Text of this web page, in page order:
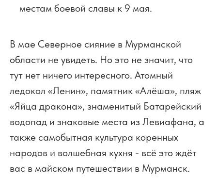
местам боевой славы к 9 мая.
В мае Северное сияние в Мурманской
области не увидеть. Но это не значит, что
тут нет ничего интересного. Атомный
ледокол «Ленин», памятник «Алёша», пляж
«Яйца дракона», знаменитый Батарейский
водопад и знаковые места из Левиафана, а
также самобытная культура коренных
народов и волшебная кухня - всё это ждёт
вас в майском путешествии в Мурманск.